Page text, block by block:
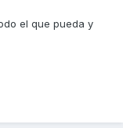
el que pueda y